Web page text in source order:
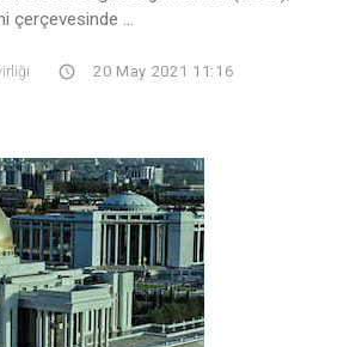
çerçevesinde ...
20 May 2021 11:16